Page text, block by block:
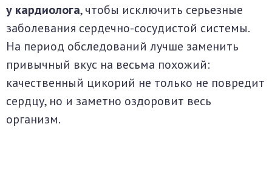
у кардиолога, чтобы исключить серьезные
заболевания сердечно-сосудистой системы.
На период обследований лучше заменить
привычный вкус на весьма похожий:
качественный цикорий не только не повредит
сердцу, но и заметно оздоровит весь
организм.